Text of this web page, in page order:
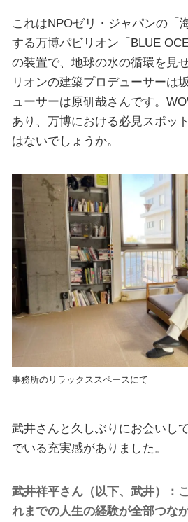
これはNPOゼリ・ジャパンの「
する万博パビリオン「BLUE
の装置で、地球の水の循環を見
リオンの建築プロデューサーは
ューサーは原研哉さんです。
あり、万博における必見スポッ
はないでしょうか。
事務所のリラックススペースにて
武井さんと久しぶりにお会いし
でいる充実感がありました。
武井祥平さん（以下、武井）：
れまでの人生の経験が全部つな